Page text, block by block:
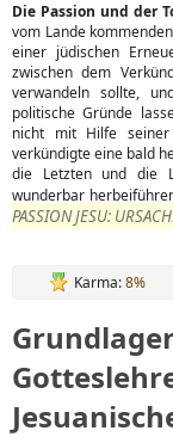
Die Passion und der
vom Lande
einer jüdischen
zwischen dem
verwandeln sollte,
politische Gründe
nicht mit Hilfe
verkündigte eine bald
die Letzten und die
wunderbar
PASSION JESU:
Karma:8%